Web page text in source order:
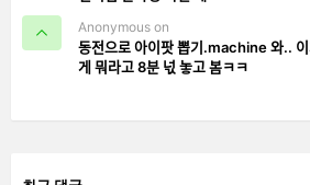
Anonymous on
동전으로 아이팟 뽑기.machine 와..
게 뭐라고 8분 넋 놓고 봄ㅋㅋ